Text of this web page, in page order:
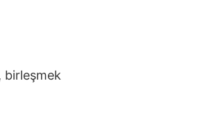
birleşmek